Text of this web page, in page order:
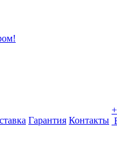
Гарантия Контакты
+